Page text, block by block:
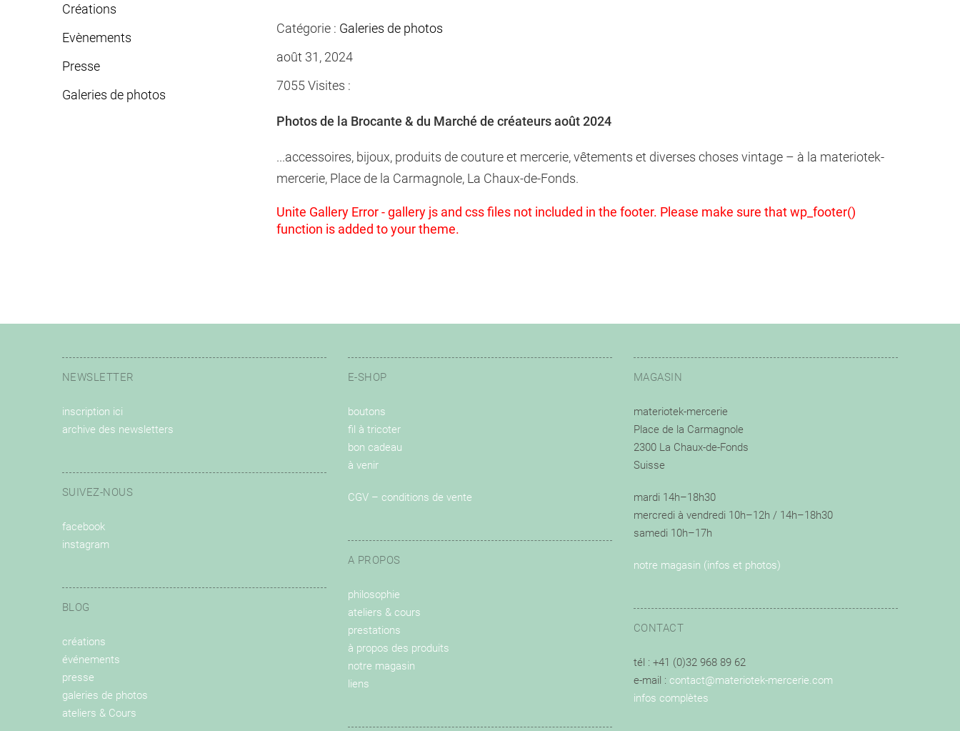
Créations
Evènements
Presse
Galeries de photos
Catégorie : Galeries de photos
août 31, 2024
7055 Visites :
Photos de la Brocante & du Marché de créateurs août 2024
...accessoires, bijoux, produits de couture et mercerie, vêtements et diverses choses vintage – à la materiotek-
mercerie, Place de la Carmagnole, La Chaux-de-Fonds.
Unite Gallery Error - gallery js and css files not included in the footer. Please make sure that wp_footer()
function is added to your theme.
NEWSLETTER
inscription ici
archive des newsletters
SUIVEZ-NOUS
facebook
instagram
BLOG
créations
événements
presse
galeries de photos
ateliers & Cours
E-SHOP
boutons
fil à tricoter
bon cadeau
à venir
CGV – conditions de vente
A PROPOS
philosophie
ateliers & cours
prestations
à propos des produits
notre magasin
liens
MAGASIN
materiotek-mercerie
Place de la Carmagnole
2300 La Chaux-de-Fonds
Suisse
mardi 14h–18h30
mercredi à vendredi 10h–12h / 14h–18h30
samedi 10h–17h
notre magasin (infos et photos)
CONTACT
tél : +41 (0)32 968 89 62
e-mail : contact@materiotek-mercerie.com
infos complètes